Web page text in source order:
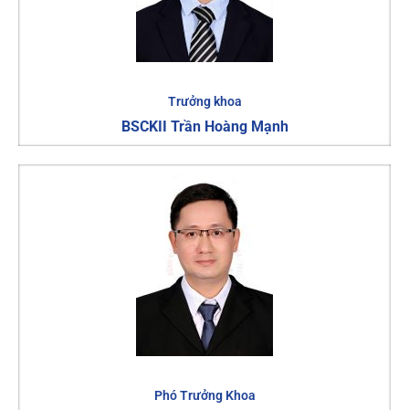
Trưởng khoa
BSCKII Trần Hoàng Mạnh
Phó Trưởng Khoa